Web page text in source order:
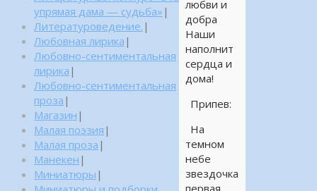
любви и
добра
Наши
наполнит
сердца и
дома!
Припев:
На
темном
небе
звездочка
упрямая дама — судьба» |
Литературоведение. |
Любовная лирика |
Любовно-сентиментальная
лирика |
Любовно-сентиментальная
проза |
Магазин |
Малая поэзия |
Малая проза |
Манекен |
Миниатюры |